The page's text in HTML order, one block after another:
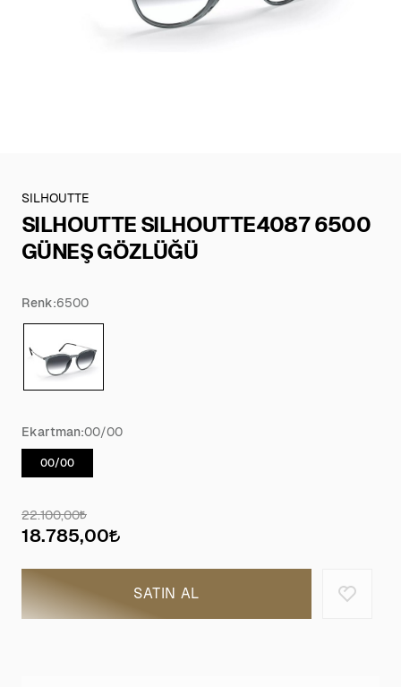
SILHOUTTE
SILHOUTTE SILHOUTTE4087 6500
GÜNEŞ GÖZLÜĞÜ
Renk:6500
Ekartman:00/00
00/00
22.100,00
18.785,00
SATIN AL